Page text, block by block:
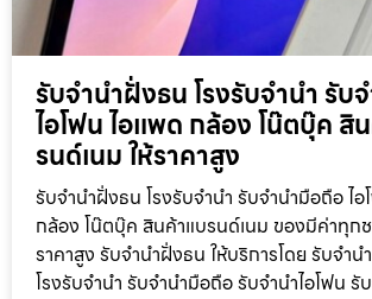
รับจำนำฝั่งธน โรงรับจำนำ รับ
ไอโฟน ไอแพด กล้อง โน๊ตบุ๊ค สิ
รนด์เนม ให้ราคาสูง
รับจำนำฝั่งธน โรงรับจำนำ รับจำนำมือถือ ไอ
กล้อง โน๊ตบุ๊ค สินค้าแบรนด์เนม ของมีค่าทุก
ราคาสูง รับจำนำฝั่งธน ให้บริการโดย รับจํา
โรงรับจำนำ รับจำนำมือถือ รับจำนำไอโฟน รั